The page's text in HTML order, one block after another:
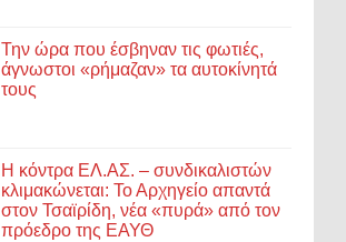
Την ώρα που έσβηναν τις φωτιές,
άγνωστοι «ρήμαζαν» τα αυτοκίνητά
τους
Η κόντρα ΕΛ.ΑΣ. – συνδικαλιστών
κλιμακώνεται: Το Αρχηγείο απαντά
στον Τσαϊρίδη, νέα «πυρά» από τον
πρόεδρο της ΕΑΥΘ